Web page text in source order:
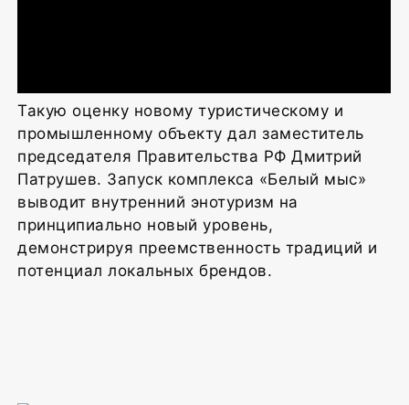
Такую оценку новому туристическому и
промышленному объекту дал заместитель
председателя Правительства РФ Дмитрий
Патрушев. Запуск комплекса «Белый мыс»
выводит внутренний энотуризм на
принципиально новый уровень,
демонстрируя преемственность традиций и
потенциал локальных брендов.